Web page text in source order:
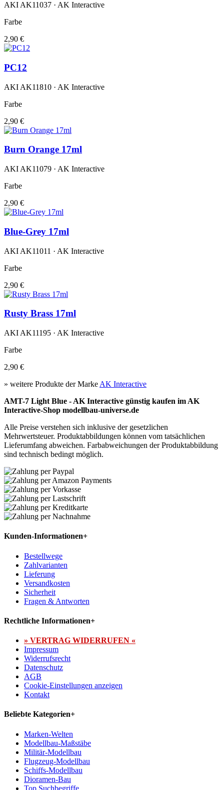
AKI AK11037 · AK Interactive
Farbe
2,90 €
PC12
AKI AK11810 · AK Interactive
Farbe
2,90 €
Burn Orange 17ml
AKI AK11079 · AK Interactive
Farbe
2,90 €
Blue-Grey 17ml
AKI AK11011 · AK Interactive
Farbe
2,90 €
Rusty Brass 17ml
AKI AK11195 · AK Interactive
Farbe
2,90 €
» weitere Produkte der Marke AK Interactive
AMT-7 Light Blue - AK Interactive günstig kaufen im AK
Interactive-Shop modellbau-universe.de
Alle Preise verstehen sich inklusive der gesetzlichen
Mehrwertsteuer. Produktabbildungen können vom tatsächlichen
Lieferumfang abweichen. Farbabweichungen der Produktabbildung
sind technisch bedingt möglich.
Kunden-Informationen+
Bestellwege
Zahlvarianten
Lieferung
Versandkosten
Sicherheit
Fragen & Antworten
Rechtliche Informationen+
» VERTRAG WIDERRUFEN «
Impressum
Widerrufsrecht
Datenschutz
AGB
Cookie-Einstellungen anzeigen
Kontakt
Beliebte Kategorien+
Marken-Welten
Modellbau-Maßstäbe
Militär-Modellbau
Flugzeug-Modellbau
Schiffs-Modellbau
Dioramen-Bau
Top Suchbegriffe